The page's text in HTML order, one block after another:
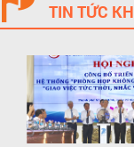
TIN TỨC